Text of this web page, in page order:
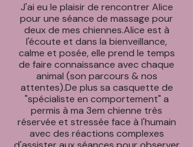
J'ai eu le plaisir de rencontrer Alice
pour une séance de massage pour
deux de mes chiennes.Alice est à
l'écoute et dans la bienveillance,
calme et posée, elle prend le temps
de faire connaissance avec chaque
animal (son parcours & nos
attentes).De plus sa casquette de
"spécialiste en comportement" a
permis à ma 3em chienne très
réservée et stressée face à l'humain
avec des réactions complexes